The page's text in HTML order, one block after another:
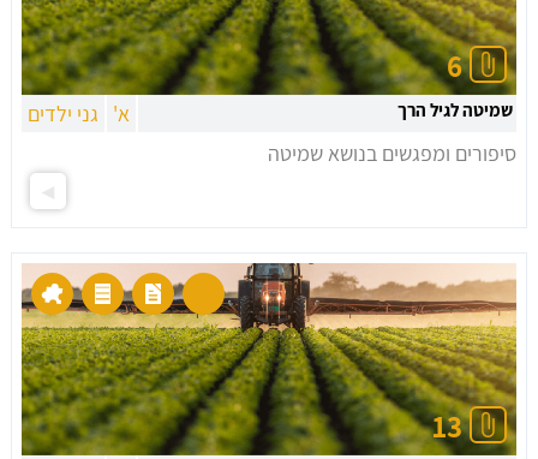
6
שמיטה לגיל הרך א'
גני ילדים
סיפורים ומפגשים בנושא שמיטה
13